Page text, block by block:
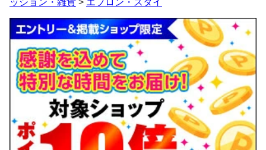
ッション・雑貨 > エプロン・スタイ